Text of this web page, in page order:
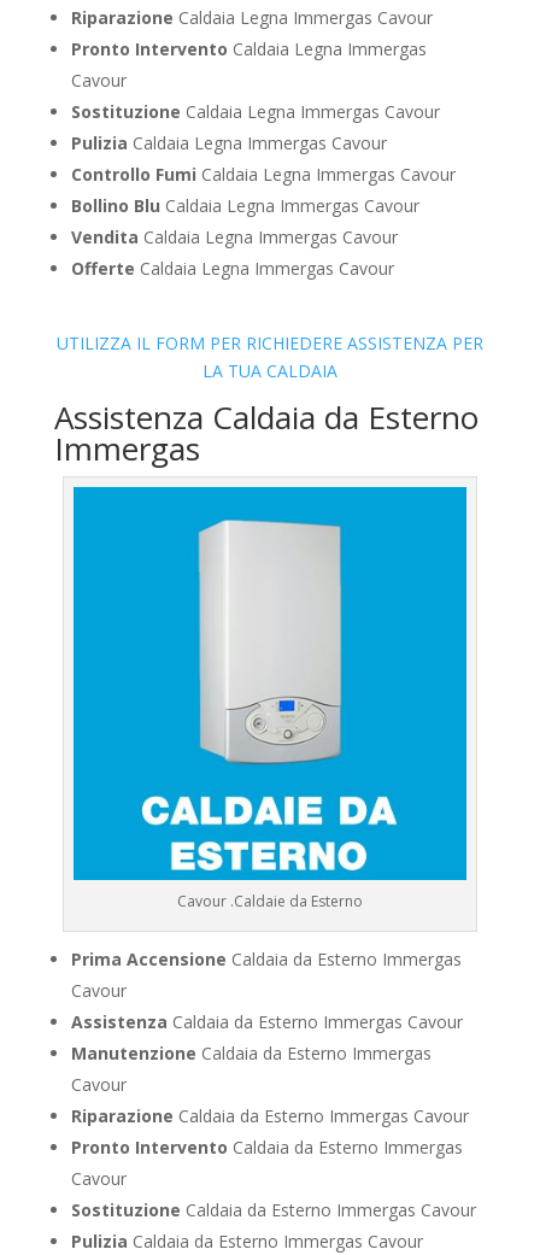
Riparazione Caldaia Legna Immergas Cavour
Pronto Intervento Caldaia Legna Immergas
Cavour
Sostituzione Caldaia Legna Immergas Cavour
Pulizia Caldaia Legna Immergas Cavour
Controllo Fumi Caldaia Legna Immergas Cavour
Bollino Blu Caldaia Legna Immergas Cavour
Vendita Caldaia Legna Immergas Cavour
Offerte Caldaia Legna Immergas Cavour
UTILIZZA IL FORM PER RICHIEDERE ASSISTENZA PER
LA TUA CALDAIA
Assistenza Caldaia da Esterno
Immergas
Cavour .Caldaie da Esterno
Prima Accensione Caldaia da Esterno Immergas
Cavour
Assistenza Caldaia da Esterno Immergas Cavour
Manutenzione Caldaia da Esterno Immergas
Cavour
Riparazione Caldaia da Esterno Immergas Cavour
Pronto Intervento Caldaia da Esterno Immergas
Cavour
Sostituzione Caldaia da Esterno Immergas Cavour
Pulizia Caldaia da Esterno Immergas Cavour